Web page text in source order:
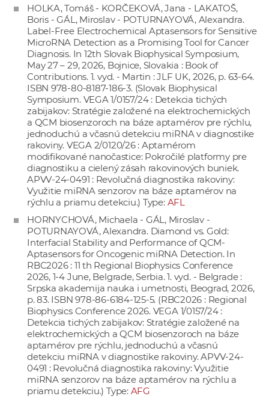
HOLKA, Tomáš - KORČEKOVÁ, Jana - LAKATOŠ,
Boris - GÁL, Miroslav - POTURNAYOVÁ, Alexandra.
Label-Free Electrochemical Aptasensors for Sensitive
MicroRNA Detection as a Promising Tool for Cancer
Diagnosis. In 12th Slovak Biophysical Symposium,
May 27 – 29, 2026, Bojnice, Slovakia : Book of
Contributions. 1. vyd. - Martin : JLF UK, 2026, p. 63-64.
ISBN 978-80-8187-186-3. (Slovak Biophysical
Symposium. VEGA 1/0157/24 : Detekcia tichých
zabijakov: Stratégie založené na elektrochemických
a QCM biosenzoroch na báze aptamérov pre rýchlu,
jednoduchú a včasnú detekciu miRNA v diagnostike
rakoviny. VEGA 2/0120/26 : Aptamérom
modifikované nanočastice: Pokročilé platformy pre
diagnostiku a cielený zásah rakovinových buniek.
APVV-24-0491 : Revolučná diagnostika rakoviny:
Využitie miRNA senzorov na báze aptamérov na
rýchlu a priamu detekciu.) Type: AFL
HORNYCHOVÁ, Michaela - GÁL, Miroslav -
POTURNAYOVÁ, Alexandra. Diamond vs. Gold:
Interfacial Stability and Performance of QCM-
Aptasensors for Oncogenic miRNA Detection. In
RBC2026 : 11 th Regional Biophysics Conference
2026, 1-4 June, Belgrade, Serbia. 1. vyd. - Belgrade :
Srpska akademija nauka i umetnosti, Beograd, 2026,
p. 83. ISBN 978-86-6184-125-5. (RBC2026 : Regional
Biophysics Conference 2026. VEGA 1/0157/24 :
Detekcia tichých zabijakov: Stratégie založené na
elektrochemických a QCM biosenzoroch na báze
aptamérov pre rýchlu, jednoduchú a včasnú
detekciu miRNA v diagnostike rakoviny. APVV-24-
0491 : Revolučná diagnostika rakoviny: Využitie
miRNA senzorov na báze aptamérov na rýchlu a
priamu detekciu.) Type: AFG